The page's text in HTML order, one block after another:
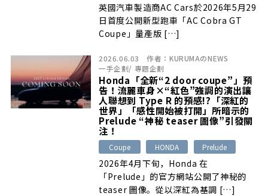
英國汽車製造商AC Cars於2026年5月29
日首度公開新型跑車「AC Cobra GT
Coupe」量產版 […]
2026.06.03 作者： KURUMAのNEWS
一手企劃/ 專題企劃
Honda「全新“2 door coupe”」預
告！流麗車身×“紅色”強調的演出讓
人聯想到 Type R 的預感!?「深紅的
世界」「感性開始被打開」所暗示的
Prelude “神秘 teaser 圖像”引發關
注！
Coupe HONDA Prelude
2026年4月下旬，Honda 在
「Prelude」的官方網站公開了神秘的
teaser 圖像。從以深紅為基調 […]